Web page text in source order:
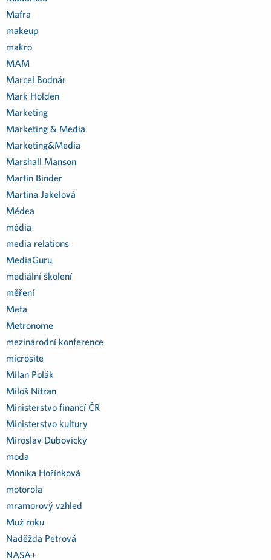
Mafra
makeup
makro
MAM
Marcel Bodnár
Mark Holden
Marketing
Marketing & Media
Marketing&Media
Marshall Manson
Martin Binder
Martina Jakelová
Médea
média
media relations
MediaGuru
mediální školení
měření
Meta
Metronome
mezinárodní konference
microsite
Milan Polák
Miloš Nitran
Ministerstvo financí ČR
Ministerstvo kultury
Miroslav Dubovický
moda
Monika Hořínková
motorola
mramorový vzhled
Muž roku
Naděžda Petrová
NASA+